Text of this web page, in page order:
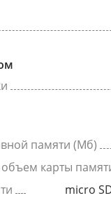
памяти (Мб)
карты
micro